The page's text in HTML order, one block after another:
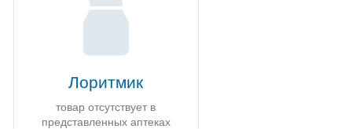
Лоритмик
товар отсутствует в
представленных аптеках